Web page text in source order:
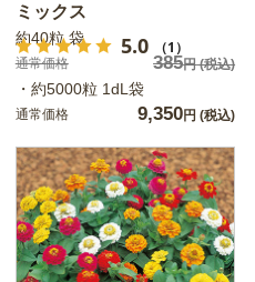
ミックス
5.0 （1）
約40粒 袋
通常価格 385円(税込)
・約5000粒 1dL袋
通常価格 9,350円 (税込)